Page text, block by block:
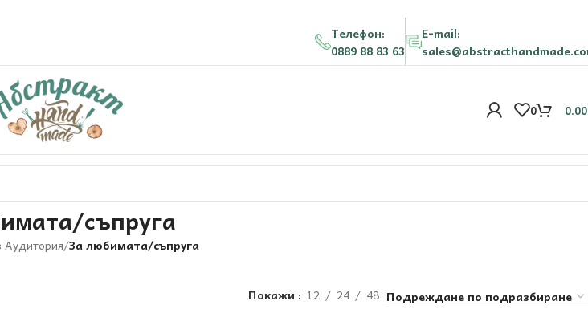
Телефон:
0889 88 83 63
E-mail:
0
съпруга
/За любимата/съпруга
Покажи 12 24 48